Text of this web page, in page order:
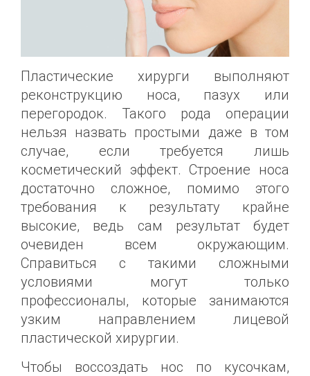
Пластические хирурги выполняют
реконструкцию носа, пазух или
перегородок. Такого рода операции
нельзя назвать простыми даже в том
случае, если требуется лишь
косметический эффект. Строение носа
достаточно сложное, помимо этого
требования к результату крайне
высокие, ведь сам результат будет
очевиден всем окружающим.
Справиться с такими сложными
условиями могут только
профессионалы, которые занимаются
узким направлением лицевой
пластической хирургии.
Чтобы воссоздать нос по кусочкам,